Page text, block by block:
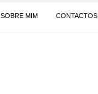
SOBRE MIM CONTACTOS